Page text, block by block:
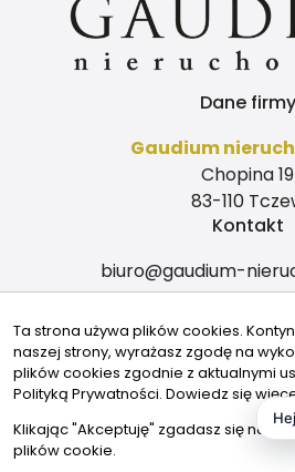
Dane firmy
Gaudium
Chopina 19
83-110
Kontakt
biuro@gaudium-
604-059-
Znajdziesz
Ta strona używa plików cookies.
naszej strony, wyrażasz zgodę na
plików cookies zgodnie z aktualnymi
Polityką Prywatności. Dowiedz się
Klikając "Akceptuję" zgadasz się na
plików cookie.